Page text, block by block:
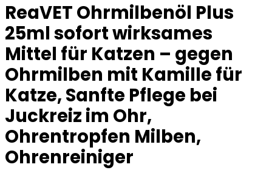
ReaVET Ohrmilbenöl Plus
25ml sofort wirksames
Mittel für Katzen – gegen
Ohrmilben mit Kamille für
Katze, Sanfte Pflege bei
Juckreiz im Ohr,
Ohrentropfen Milben,
Ohrenreiniger